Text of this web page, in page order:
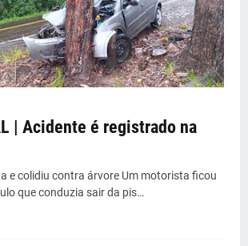
| Acidente é registrado na
e colidiu contra árvore Um motorista ficou
que conduzia sair da pis…